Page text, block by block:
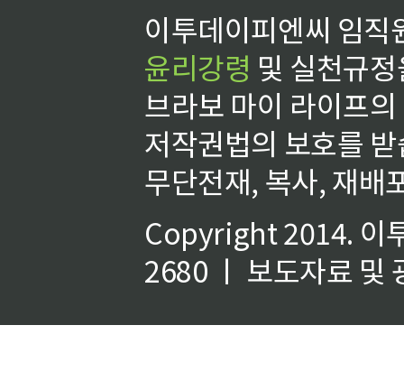
이투데이피엔씨 임
윤리강령 및 실천규
브라보 마이 라이프
저작권법의 보호를
무단전재, 복사, 재배
Copyright 2014. 이
2680 ㅣ 보도자료